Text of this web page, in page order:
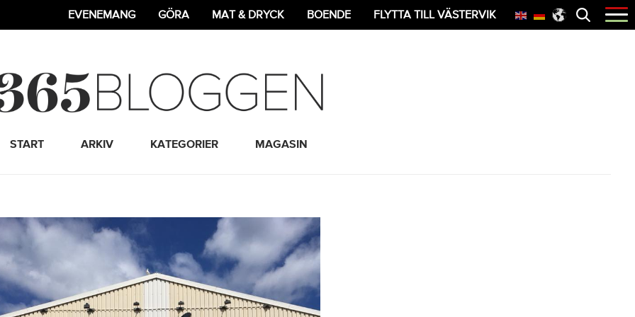
Öppna
menyn
EVENEMANG GÖRA MAT & DRYCK BOENDE FLYTTA TILL VÄSTERVIK
365 Bloggen
START ARKIV KATEGORIER MAGASIN